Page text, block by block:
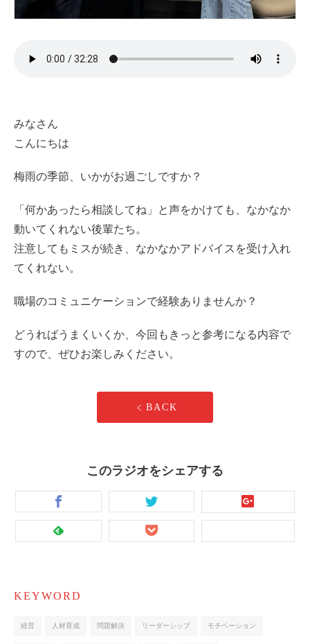
みなさん
こんにちは
梅雨の季節、いかがお過ごしですか？
「何かあったら相談してね」と声をかけても、なかなか
動いてくれない後輩たち。
注意してもミスが続き、なかなかアドバイスを受け入れ
てくれない。
職場のコミュニケーションで経験ありませんか？
どうればうまくいくか、今回もきっと参考になる内容で
すので、ぜひお楽しみください。
BACK
このラジオをシェアする
KEYWORD
経営 人材育成 問題解決 リーダーシップ モチベーション